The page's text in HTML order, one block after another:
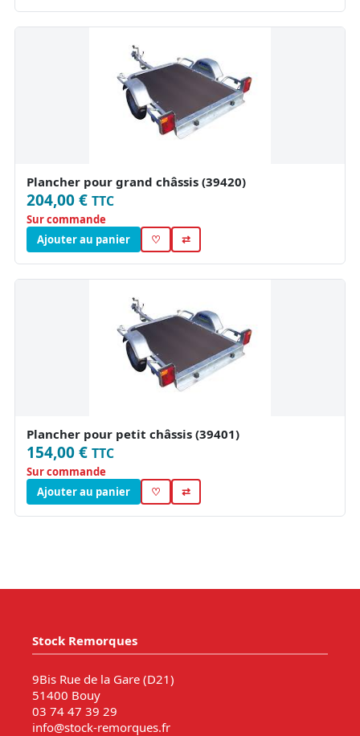
Plancher pour grand châssis (39420)
204,00 € TTC
Sur commande
Ajouter au panier
♡ ⇄
Plancher pour petit châssis (39401)
154,00 € TTC
Sur commande
Ajouter au panier
♡ ⇄
Stock Remorques
9Bis Rue de la Gare (D21)
51400 Bouy
03 74 47 39 29
info@stock-remorques.fr